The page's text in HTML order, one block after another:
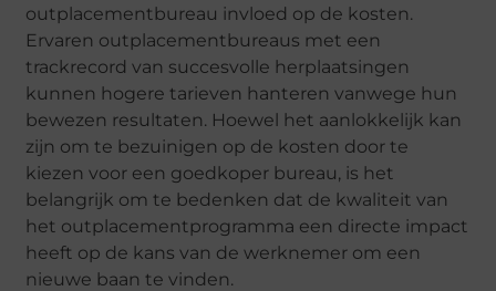
outplacementbureau invloed op de kosten.
Ervaren outplacementbureaus met een
trackrecord van succesvolle herplaatsingen
kunnen hogere tarieven hanteren vanwege hun
bewezen resultaten. Hoewel het aanlokkelijk kan
zijn om te bezuinigen op de kosten door te
kiezen voor een goedkoper bureau, is het
belangrijk om te bedenken dat de kwaliteit van
het outplacementprogramma een directe impact
heeft op de kans van de werknemer om een
nieuwe baan te vinden.